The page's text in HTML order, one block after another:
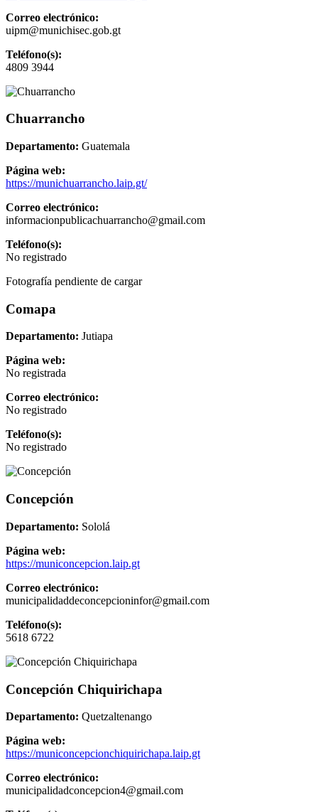
Correo electrónico:
uipm@munichisec.gob.gt
Teléfono(s):
4809 3944
Chuarrancho
Departamento: Guatemala
Página web:
https://munichuarrancho.laip.gt/
Correo electrónico:
informacionpublicachuarrancho@gmail.com
Teléfono(s):
No registrado
Fotografía pendiente de cargar
Comapa
Departamento: Jutiapa
Página web:
No registrada
Correo electrónico:
No registrado
Teléfono(s):
No registrado
Concepción
Departamento: Sololá
Página web:
https://municoncepcion.laip.gt
Correo electrónico:
municipalidaddeconcepcioninfor@gmail.com
Teléfono(s):
5618 6722
Concepción Chiquirichapa
Departamento: Quetzaltenango
Página web:
https://municoncepcionchiquirichapa.laip.gt
Correo electrónico:
municipalidadconcepcion4@gmail.com